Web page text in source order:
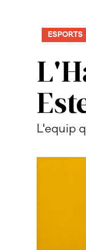
ESPORTS
L'equip